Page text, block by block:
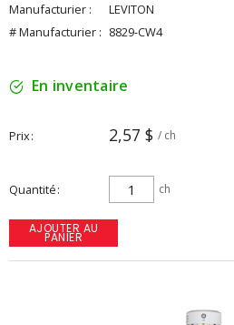
Manufacturier :
LEVITON
# Manufacturier : 8829-CW4
En inventaire
Prix 2,57 $ / ch
Quantité ch
AJOUTER AU
PANIER